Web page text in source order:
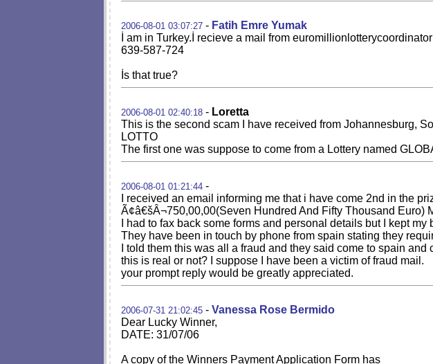
2006-08-01 03:07:27 - Fatih Emre Yumak
İ am in Turkey.İ recieve a mail from
639-587-724
İs that true?
2006-08-01 02:40:18 - Loretta
This is the second scam I have received from Johannesburg,
LOTTO
The first one was suppose to come from a Lottery named
2006-08-01 01:21:44 -
I received an email informing me that i have come 2nd in the
Ã¢â€šÂ¬750,00,00(Seven Hundred And Fifty Thousand Euro)
I had to fax back some forms and personal details but I kept my
They have been in touch by phone from spain stating they
I told them this was all a fraud and they said come to spain
this is real or not? I suppose I have been a victim of fraud mail.
your prompt reply would be greatly appreciated.
2006-07-31 21:02:45 - Vanessa Rose Bermido
Dear Lucky Winner,
DATE: 31/07/06
A copy of the Winners Payment Application Form has